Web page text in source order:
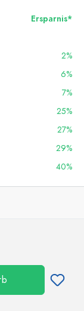
Ersparnis*
2%
6%
7%
25%
27%
29%
40%